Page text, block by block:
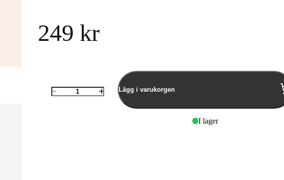
249 kr
Antal
Lägg i varukorgen
I lager